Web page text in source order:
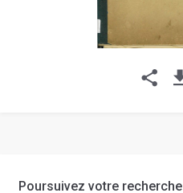
Poursuivez votre recherche